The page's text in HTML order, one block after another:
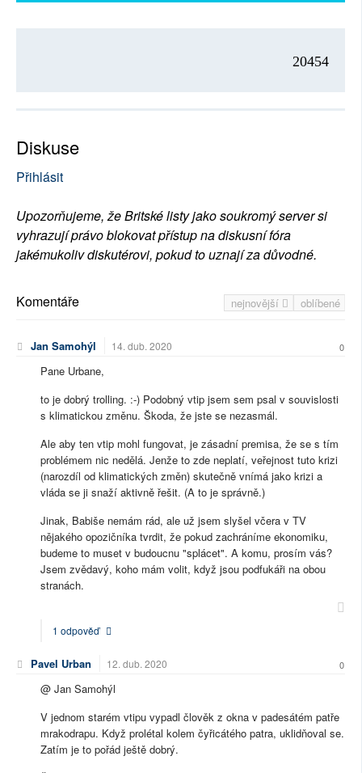
20454
Diskuse
Přihlásit
Upozorňujeme, že Britské listy jako soukromý server si
vyhrazují právo blokovat přístup na diskusní fóra
jakémukoliv diskutérovi, pokud to uznají za důvodné.
nejnovější oblíbené
Komentáře
Jan Samohýl 14. dub. 2020 0
Pane Urbane,
to je dobrý trolling. :-) Podobný vtip jsem sem psal v souvislosti
s klimatickou změnu. Škoda, že jste se nezasmál.
Ale aby ten vtip mohl fungovat, je zásadní premisa, že se s tím
problémem nic nedělá. Jenže to zde neplatí, veřejnost tuto krizi
(narozdíl od klimatických změn) skutečně vnímá jako krizi a
vláda se ji snaží aktivně řešit. (A to je správně.)
Jinak, Babiše nemám rád, ale už jsem slyšel včera v TV
nějakého opozičníka tvrdit, že pokud zachráníme ekonomiku,
budeme to muset v budoucnu "splácet". A komu, prosím vás?
Jsem zvědavý, koho mám volit, když jsou podfukáři na obou
stranách.
1 odpověď
Pavel Urban 12. dub. 2020 0
@ Jan Samohýl
V jednom starém vtipu vypadl člověk z okna v padesátém patře
mrakodrapu. Když prolétal kolem čyřicátého patra, uklidňoval se.
Zatím je to pořád ještě dobrý.